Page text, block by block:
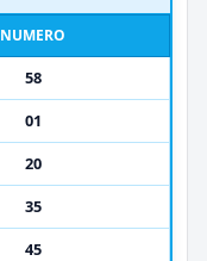
NUMERO
58
01
20
35
45